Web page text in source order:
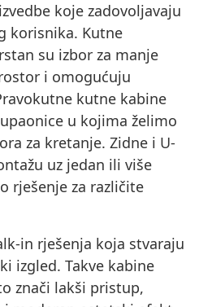
koje zadovoljavaju
korisnika. Kutne
su izbor za manje
i omogućuju
kutne kabine
u kojima želimo
za kretanje. Zidne i U-
uz jedan ili više
rješenje za različite
in rješenja koja stvaraju
izgled. Takve kabine
znači lakši pristup,